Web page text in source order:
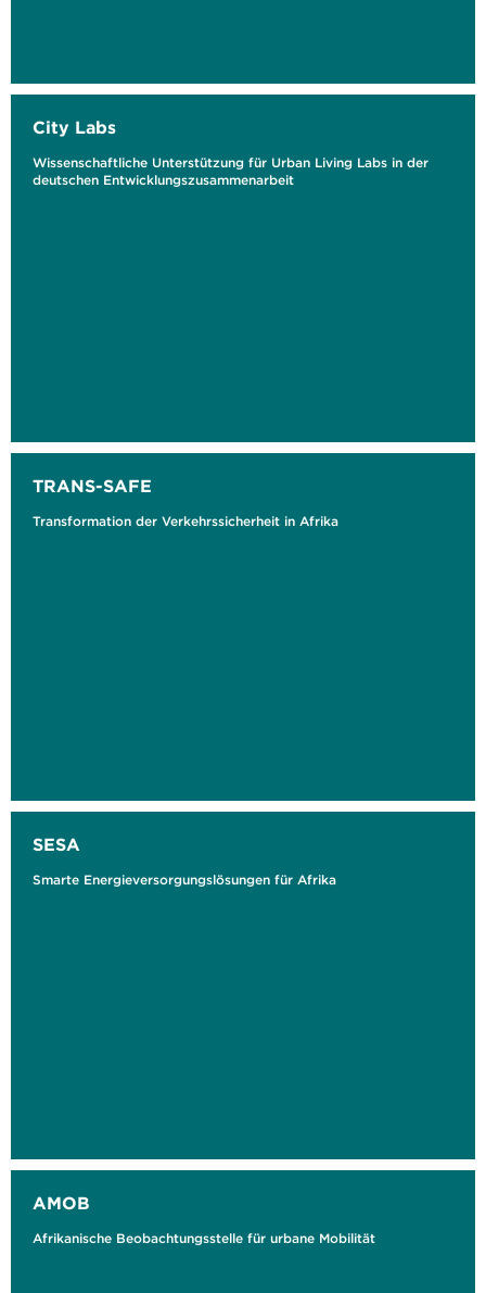
City Labs
Wissenschaftliche Unterstützung für Urban Living Labs in der
deutschen Entwicklungszusammenarbeit
TRANS-SAFE
Transformation der Verkehrssicherheit in Afrika
SESA
Smarte Energieversorgungslösungen für Afrika
AMOB
Afrikanische Beobachtungsstelle für urbane Mobilität